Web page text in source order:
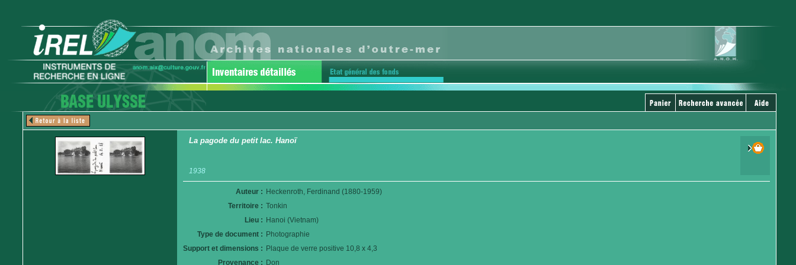
La pagode du petit lac. Hanoï
1938
Auteur : Heckenroth, Ferdinand (1880-1959)
Territoire : Tonkin
Lieu : Hanoi (Vietnam)
Type de document : Photographie
Support et dimensions : Plaque de verre positive 10,8 x 4,3
Provenance : Don